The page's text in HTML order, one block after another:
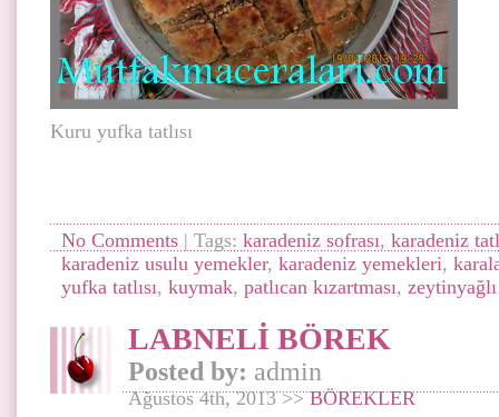
Kuru yufka tatlısı
No Comments | Tags: karadeniz sofrası, karadeniz
karadeniz usulu yemekler, karadeniz yemekleri,
yufka tatlısı, kuymak, patlıcan kızartması,
LABNELİ BÖREK
Posted by: admin
Ağustos 4th, 2013 >>BÖREKLER